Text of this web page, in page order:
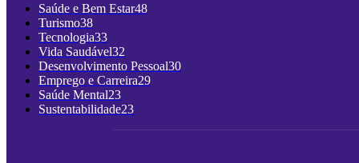
Saúde e Bem Estar48
Turismo38
Tecnologia33
Vida Saudável32
Desenvolvimento Pessoal30
Emprego e Carreira29
Saúde Mental23
Sustentabilidade23